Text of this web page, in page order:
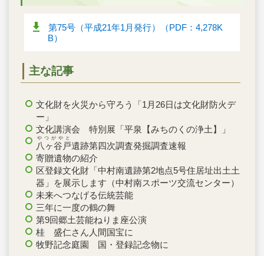
第75号（平成21年1月発行）（PDF：4,278K
B）
主な記事
文化財を火災から守ろう「1月26日は文化財防火デ
ー」
文化講演会 特別展「平泉【みちのくの浄土】」
八ヶ谷戸
やつがやと
遺跡第四次調査発掘調査速報
寄贈遺物の紹介
区登録文化財「中村南遺跡第2地点5号住居址出土土
器」を展示します（中村南スポーツ交流センター）
未来へつなげる伝統芸能
三年に一度の鶴の舞
第9回郷土芸能ねりま座公演
桂 盛仁さん人間国宝に
牧野記念庭園 国・登録記念物に